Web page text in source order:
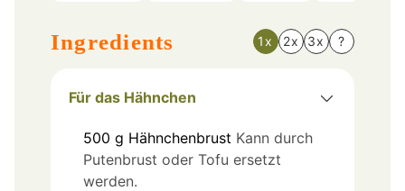
Ingredients 1x 2x 3x ?
Für das Hähnchen
500 g Hähnchenbrust Kann durch
Putenbrust oder Tofu ersetzt
werden.